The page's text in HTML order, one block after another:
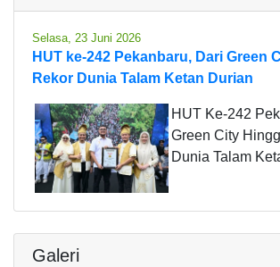
Selasa, 23 Juni 2026
HUT ke-242 Pekanbaru, Dari Green
Rekor Dunia Talam Ketan Durian
HUT Ke-242
Green City
Dunia Talam
Galeri